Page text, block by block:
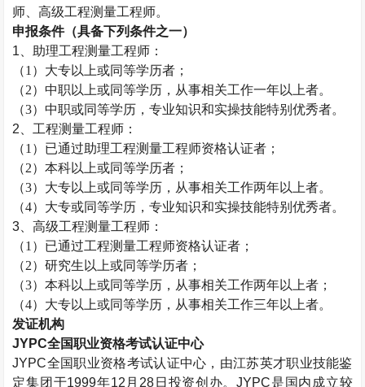
师、高级工程测量工程师。
申报条件（具备下列条件之一）
1、助理工程测量工程师：
（1）大专以上或同等学历者；
（2）中职以上或同等学历，从事相关工作一年以上者。
（3）中职或同等学历，专业知识和实操技能特别优秀者。
2、工程测量工程师：
（1）已通过助理工程测量工程师资格认证者；
（2）本科以上或同等学历者；
（3）大专以上或同等学历，从事相关工作两年以上者。
（4）大专或同等学历，专业知识和实操技能特别优秀者。
3、高级工程测量工程师：
（1）已通过工程测量工程师资格认证者；
（2）研究生以上或同等学历者；
（3）本科以上或同等学历，从事相关工作两年以上者；
（4）大专以上或同等学历，从事相关工作三年以上者。
发证机构
JYPC全国职业资格考试认证中心
JYPC全国职业资格考试认证中心，由江苏英才职业技能鉴
定集团于1999年12月28日投资创办。JYPC是国内成立较